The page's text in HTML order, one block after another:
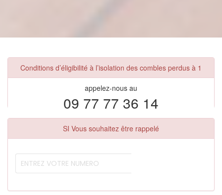
Conditions d’éligibilité à l’isolation des combles perdus à 1
appelez-nous au
09 77 77 36 14
SI Vous souhaitez être rappelé